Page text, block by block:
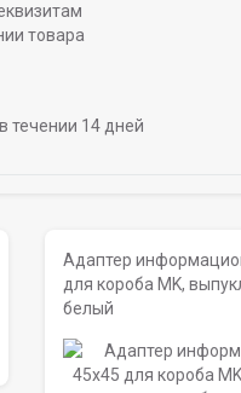
товара
течении 14 дней
Адаптер
для короба MK,
белый